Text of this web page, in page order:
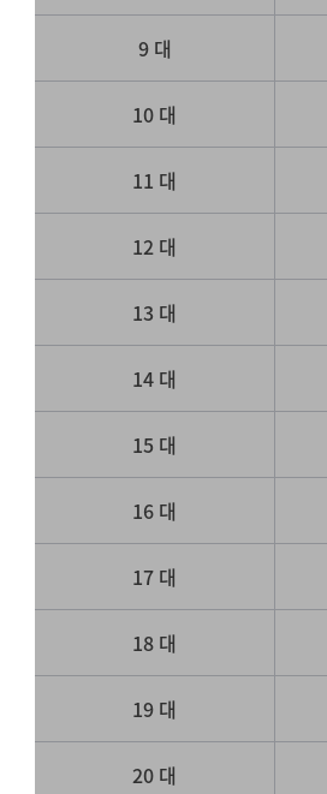
9 대
10 대
11 대
12 대
13 대
14 대
15 대
16 대
17 대
18 대
19 대
20 대